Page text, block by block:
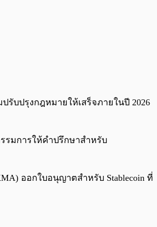
ปรับปรุงกฎหมายให้เสร็จภายในปี 2026
รมการให้คำปรึกษาสำหรับ
ออกใบอนุญาตสำหรับ Stablecoin ที่